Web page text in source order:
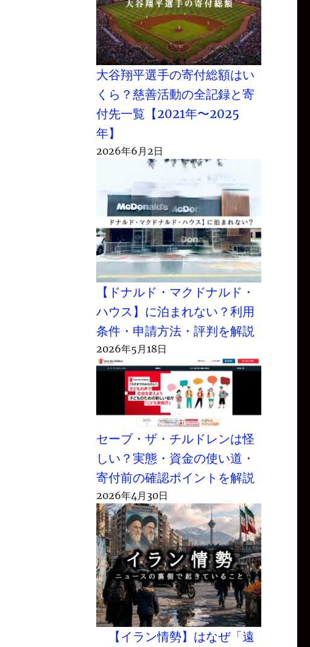
大谷翔平選手の寄付総額はい
くら？慈善活動の全記録と寄
付先一覧【2021年〜2025
年】
2026年6月2日
【ドナルド・マクドナルド・
ハウス】に泊まれない？利用
条件・申請方法・評判を解説
2026年5月18日
セーブ・ザ・チルドレンは怪
しい？実態・資金の使い道・
寄付前の確認ポイントを解説
2026年4月30日
【イラン情勢】はなぜ「遠